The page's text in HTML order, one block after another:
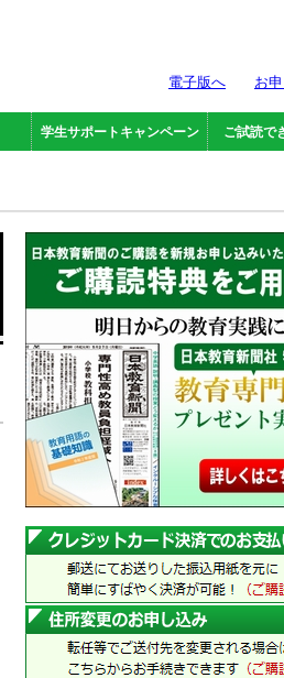
学生サポートキャンペーン ご試読で
電子版へ お